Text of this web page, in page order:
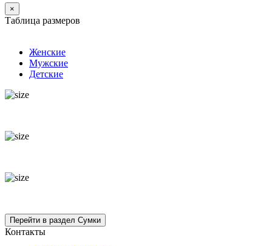
×
Таблица размеров
Женские
Мужские
Детские
Контакты